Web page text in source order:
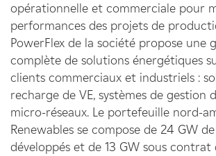
opérationnelle et commerciale pour
performances des projets de
PowerFlex de la société propose une
complète de solutions énergétiques
clients commerciaux et industriels :
recharge de VE, systèmes de gestion
micro-réseaux. Le portefeuille nord-
Renewables se compose de 24 GW
développés et de 13 GW sous contrat